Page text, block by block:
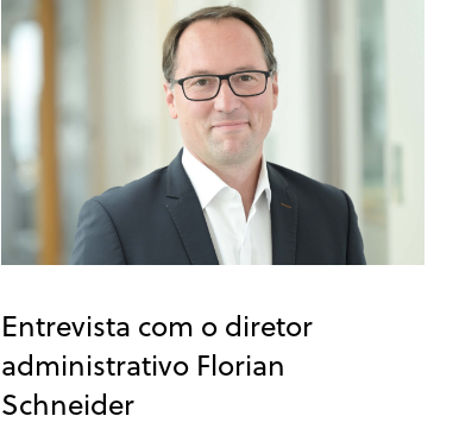
Entrevista com o diretor
administrativo Florian
Schneider